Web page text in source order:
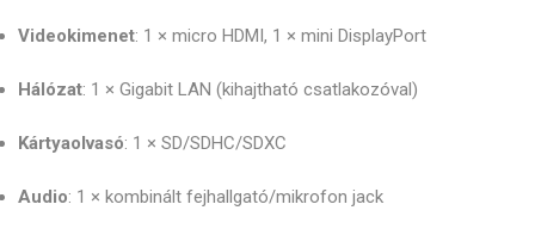
Videokimenet: 1 × micro HDMI, 1 × mini DisplayPort
Hálózat: 1 × Gigabit LAN (kihajtható csatlakozóval)
Kártyaolvasó: 1 × SD/SDHC/SDXC
Audio: 1 × kombinált fejhallgató/mikrofon jack